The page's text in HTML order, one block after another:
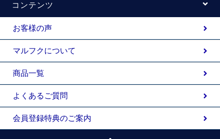
コンテンツ
お客様の声
マルフクについて
商品一覧
よくあるご質問
会員登録特典のご案内